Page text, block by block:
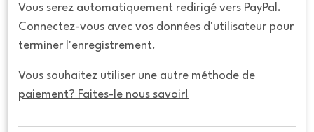
Vous serez automatiquement redirigé vers PayPal.
Connectez-vous avec vos données d'utilisateur pour
terminer l'enregistrement.
Vous souhaitez utiliser une autre méthode de
paiement? Faites-le nous savoir!